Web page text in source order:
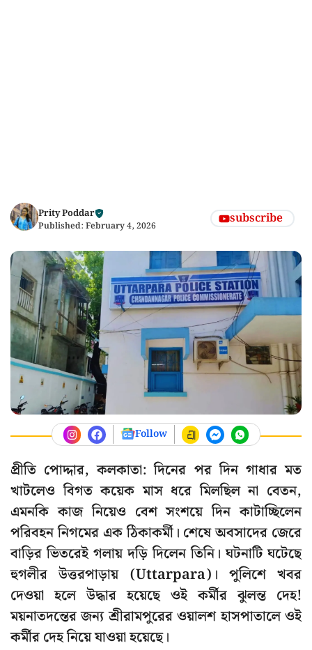
Prity Poddar
Published: February 4, 2026 subscribe
Follow
প্রীতি পোদ্দার, কলকাতা: দিনের পর দিন গাধার মত
খাটলেও বিগত কয়েক মাস ধরে মিলছিল না বেতন,
এমনকি কাজ নিয়েও বেশ সংশয়ে দিন কাটাচ্ছিলেন
পরিবহন নিগমের এক ঠিকাকর্মী। শেষে অবসাদের জেরে
বাড়ির ভিতরেই গলায় দড়ি দিলেন তিনি। ঘটনাটি ঘটেছে
হুগলীর উত্তরপাড়ায় (Uttarpara)। পুলিশে খবর
দেওয়া হলে উদ্ধার হয়েছে ওই কর্মীর ঝুলন্ত দেহ!
ময়নাতদন্তের জন্য শ্রীরামপুরের ওয়ালশ হাসপাতালে ওই
কর্মীর দেহ নিয়ে যাওয়া হয়েছে।